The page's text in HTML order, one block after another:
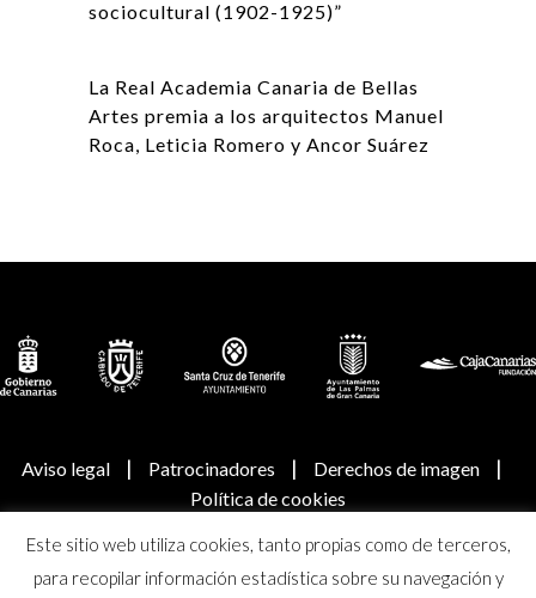
sociocultural (1902-1925)”
La Real Academia Canaria de Bellas
Artes premia a los arquitectos Manuel
Roca, Leticia Romero y Ancor Suárez
Aviso legal | Patrocinadores | Derechos de imagen |
Política de cookies
© Real Academia Canaria de Bellas Artes de San Miguel
Este sitio web utiliza cookies, tanto propias como de terceros,
para recopilar información estadística sobre su navegación y